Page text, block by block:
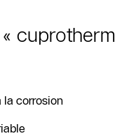
la corrosion